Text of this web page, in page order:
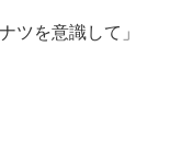
ツを意識して」